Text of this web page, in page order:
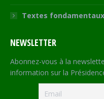
Textes fondamentaux
NEWSLETTER
Abonnez-vous à la
information sur la